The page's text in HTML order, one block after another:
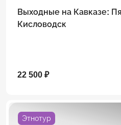
Выходные на Кавказе:
Кисловодск
22 500 ₽
Этнотур